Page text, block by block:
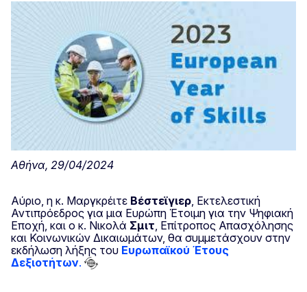
Αθήνα, 29/04/2024
Αύριο, η κ. Μαργκρέιτε Βέστεϊγιερ , Εκτελεστική
Αντιπρόεδρος για μια Ευρώπη Έτοιμη για την Ψηφιακή
Εποχή, και ο κ. Νικολά Σμιτ , Επίτροπος Απασχόλησης
και Κοινωνικών Δικαιωμάτων, θα συμμετάσχουν στην
εκδήλωση λήξης του Ευρωπαϊκού Έτους
Δεξιοτήτων.